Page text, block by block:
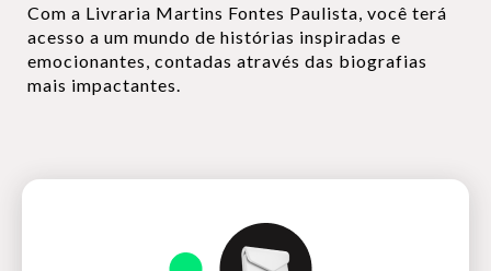
Com a Livraria Martins Fontes Paulista, você terá
acesso a um mundo de histórias inspiradas e
emocionantes, contadas através das biografias
mais impactantes.